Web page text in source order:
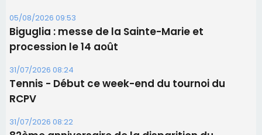
31/07/2026 08:22
82ème anniversaire de la disparition du
Commandant Antoine de Saint Exupery
Les plus lus
Satine Nomary est la nouvelle Miss Corse 2026